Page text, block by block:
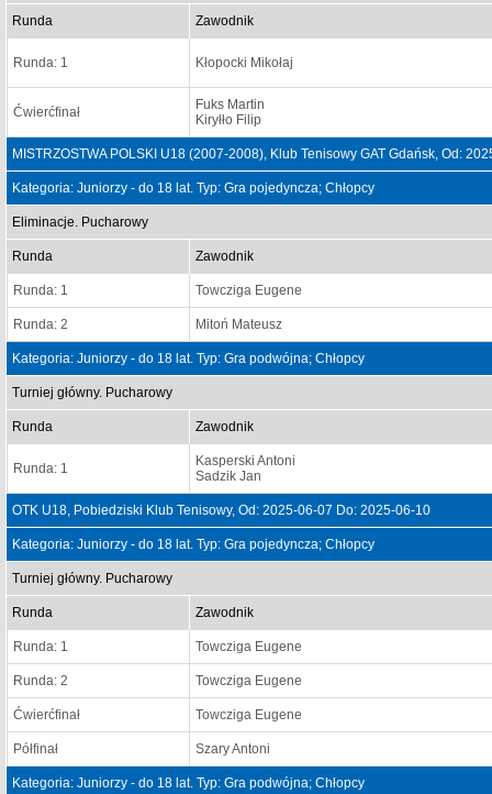
Runda Zawodnik
Runda: 1 Kłopocki Mikołaj
Ćwierćfinał
Fuks Martin
Kiryłło Filip
MISTRZOSTWA POLSKI U18 (2007-2008), Klub Tenisowy GAT Gdańsk, Od:
Kategoria: Juniorzy - do 18 lat. Typ: Gra pojedyncza; Chłopcy
Eliminacje. Pucharowy
Runda Zawodnik
Runda: 1 Towcziga Eugene
Runda: 2 Mitoń Mateusz
Kategoria: Juniorzy - do 18 lat. Typ: Gra podwójna; Chłopcy
Turniej główny. Pucharowy
Runda Zawodnik
Runda: 1
Kasperski Antoni
Sadzik Jan
OTK U18, Pobiedziski Klub Tenisowy, Od: 2025-06-07 Do: 2025-06-10
Kategoria: Juniorzy - do 18 lat. Typ: Gra pojedyncza; Chłopcy
Turniej główny. Pucharowy
Runda Zawodnik
Runda: 1 Towcziga Eugene
Runda: 2 Towcziga Eugene
Ćwierćfinał Towcziga Eugene
Półfinał Szary Antoni
Kategoria: Juniorzy - do 18 lat. Typ: Gra podwójna; Chłopcy